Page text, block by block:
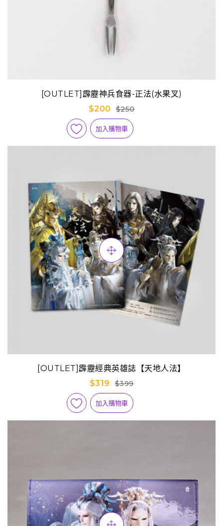
[OUTLET]霹靂神兵食器-正法(水果叉)
$200
$250
加入購物車
[OUTLET]霹靂經典英雄誌【天地人法】
$319
$399
加入購物車